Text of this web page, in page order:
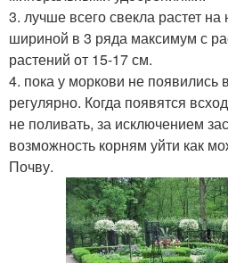
3. лучше всего свекла растет
шириной в 3 ряда максимум с
растений от 15-17 см.
4. пока у моркови не появились
регулярно. Когда появятся
не поливать, за исключением
возможность корням уйти как
Почву.